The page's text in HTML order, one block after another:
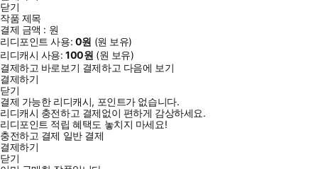
닫기
작품 제목
결제 금액 : 원
리디포인트 사용: 0원 (원 보유)
리디캐시 사용:100원 (원 보유)
결제하고 바로보기 결제하고 다음에 보기
결제하기
닫기
결제 가능한 리디캐시, 포인트가 없습니다.
리디캐시 충전하고 결제없이 편하게 감상하세요.
리디포인트 적립 혜택도 놓치지 마세요!
충전하고 결제 일반 결제
결제하기
닫기